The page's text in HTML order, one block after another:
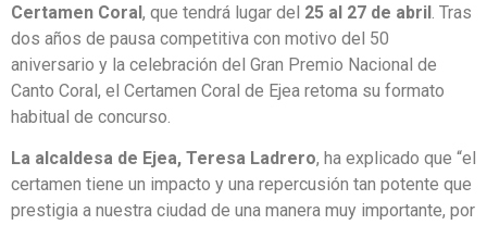
Certamen Coral, que tendrá lugar del 25 al 27 de abril. Tras
dos años de pausa competitiva con motivo del 50
aniversario y la celebración del Gran Premio Nacional de
Canto Coral, el Certamen Coral de Ejea retoma su formato
habitual de concurso.
La alcaldesa de Ejea, Teresa Ladrero, ha explicado que “el
certamen tiene un impacto y una repercusión tan potente que
prestigia a nuestra ciudad de una manera muy importante, por